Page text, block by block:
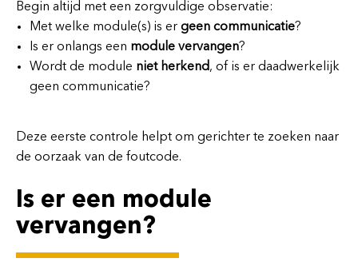
Begin altijd met een zorgvuldige observatie:
Met welke module(s) is er geen communicatie?
Is er onlangs een module vervangen?
Wordt de module niet herkend, of is er daadwerkelijk
geen communicatie?
Deze eerste controle helpt om gerichter te zoeken naar
de oorzaak van de foutcode.
Is er een module
vervangen?